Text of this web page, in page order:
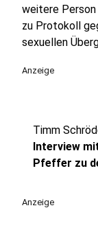
weitere Person
zu Protokoll
sexuellen
Anzeige
Timm
Interview
Pfeffer zu
Anzeige